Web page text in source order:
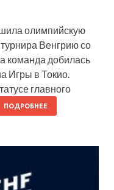
олимпийскую
Венгрию со
команда добилась
Игры в Токио.
главного
ПОДРОБНЕЕ